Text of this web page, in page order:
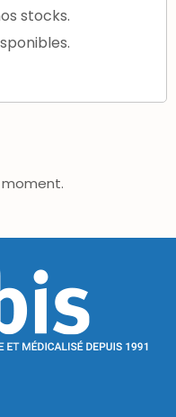
stocks.